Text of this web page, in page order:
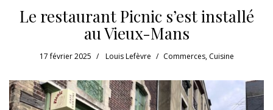
Le restaurant Picnic s’est installé
au Vieux-Mans
17 février 2025 Louis Lefèvre Commerces, Cuisine